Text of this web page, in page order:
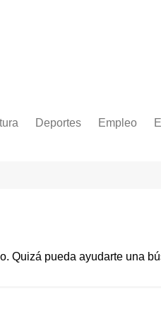
Deportes Empleo
Quizá pueda ayudarte una